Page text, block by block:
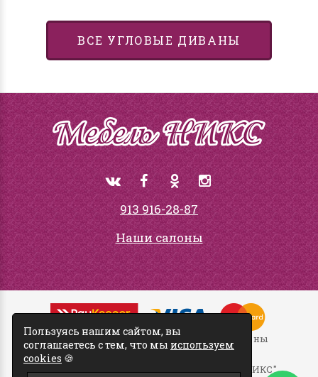
ВСЕ УГЛОВЫЕ ДИВАНЫ
913 916-28-87
Наши салоны
ООО "ТД НИКС" ©2026Все права защищены
Пользовательское соглашение ООО "ТД НИКС"
Пользуясь нашим сайтом, вы
соглашаетесь с тем, что мы используем
cookies 🍪